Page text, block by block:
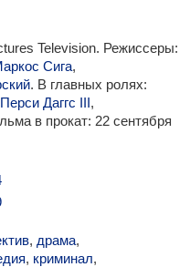
Television. Режиссеры:
Сига,
. В главных ролях:
Перси Даггс III,
в прокат: 22 сентября
, драма,
, криминал,